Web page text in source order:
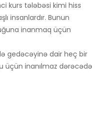
kurs tələbəsi kimi hiss
insanlardır. Bunun
inanmaq üçün
gedəcəyinə dair heç bir
üçün inanılmaz dərəcədə